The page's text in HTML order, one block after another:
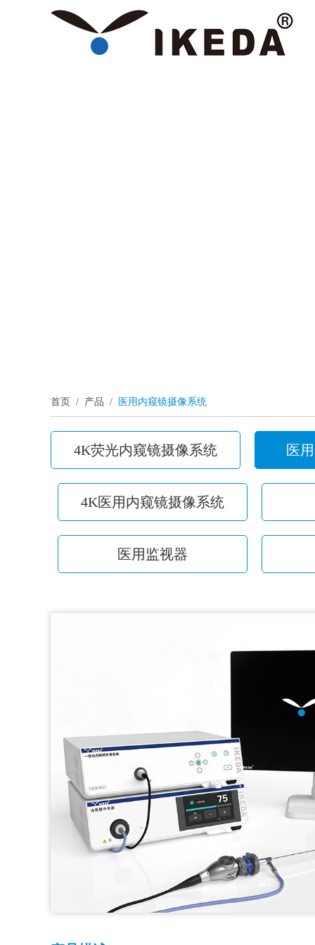
首页 / 产品 / 医用内窥镜摄像系统
4K荧光内窥镜摄像系统 医
4K医用内窥镜摄像系统
医用监视器